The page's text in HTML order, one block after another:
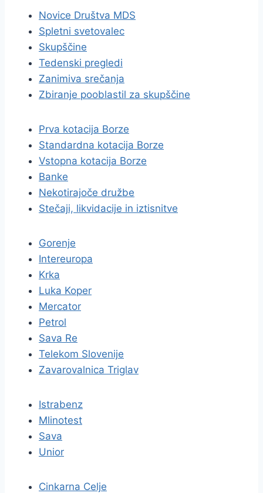
Novice Društva MDS
Spletni svetovalec
Skupščine
Tedenski pregledi
Zanimiva srečanja
Zbiranje pooblastil za skupščine
Prva kotacija Borze
Standardna kotacija Borze
Vstopna kotacija Borze
Banke
Nekotirajoče družbe
Stečaji, likvidacije in iztisnitve
Gorenje
Intereuropa
Krka
Luka Koper
Mercator
Petrol
Sava Re
Telekom Slovenije
Zavarovalnica Triglav
Istrabenz
Mlinotest
Sava
Unior
Cinkarna Celje